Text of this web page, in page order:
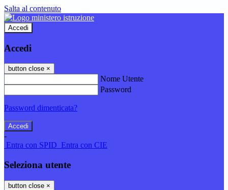
Salta al contenuto
Accedi
Accedi
button close ×
Nome Utente
Password
Password dimenticata?
-
Entra con SPID Entra con CIE
Seleziona utente
button close ×